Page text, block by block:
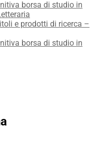
borsa di studio in
e prodotti di ricerca –
borsa di studio in